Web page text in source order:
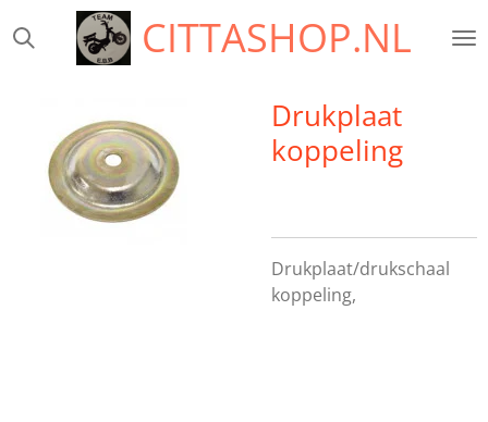
direct
hoofdinhoud
CITTASHOP.NL
Drukplaat
koppeling
Drukplaat/drukschaal
koppeling,